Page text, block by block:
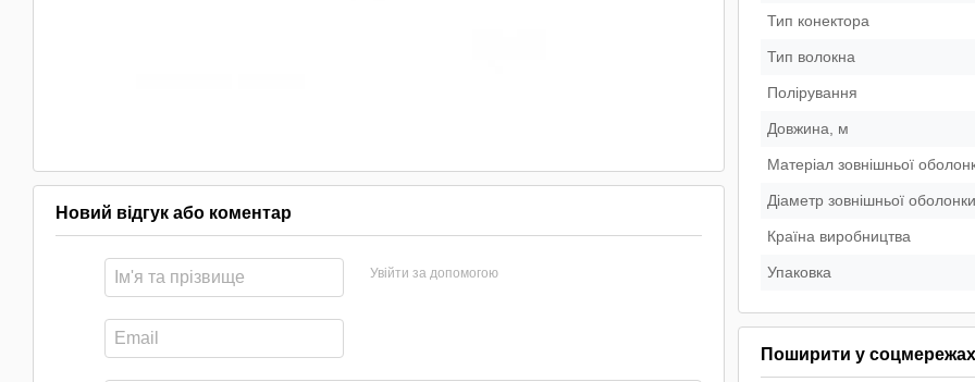
Новий відгук або коментар
Увійти за допомогою
Тип конектора
Тип волокна
Полірування
Довжина, м
Матеріал зовнішньої
Діаметр зовнішньої
Країна виробництва
Упаковка
Поширити у соцмережах